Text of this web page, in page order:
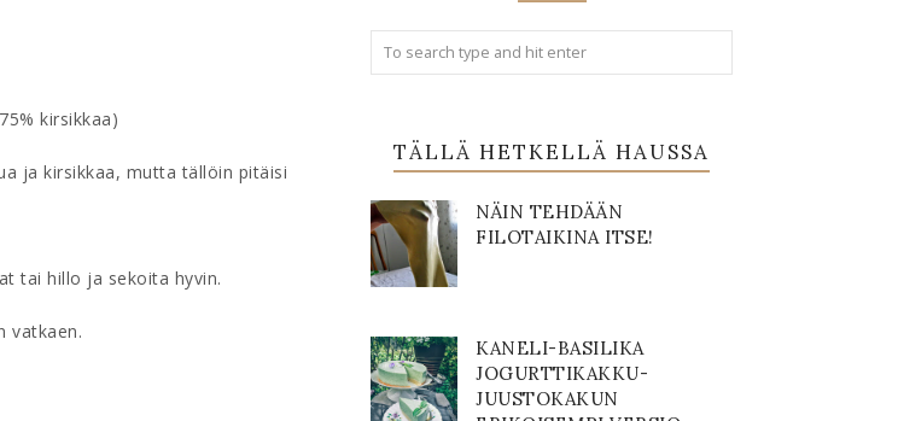
kirsikkaa)
ja kirsikkaa, mutta tällöin pitäisi
tai hillo ja sekoita hyvin.
vatkaen.
TÄLLÄ HETKELLÄ HAUSSA
NÄIN TEHDÄÄN
FILOTAIKINA ITSE!
KANELI-BASILIKA
JOGURTTIKAKKU-
JUUSTOKAKUN